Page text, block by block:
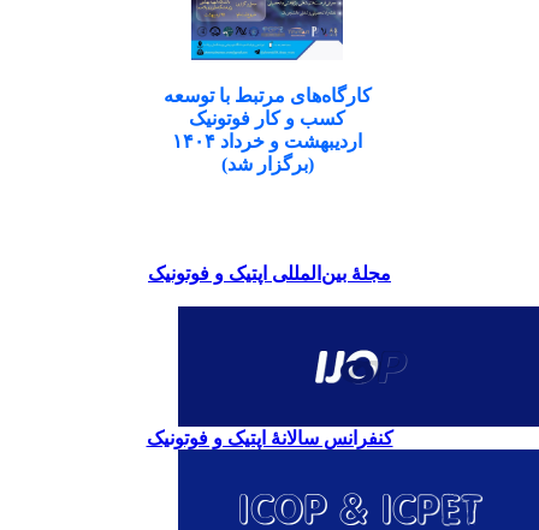
کارگاه‌های مرتبط با توسعه
کسب و کار فوتونیک
اردیبهشت و خرداد ۱۴۰۴
(برگزار شد)
مجلۀ بین‌المللی اپتیک و فوتونیک
کنفرانس سالانۀ اپتیک و فوتونیک